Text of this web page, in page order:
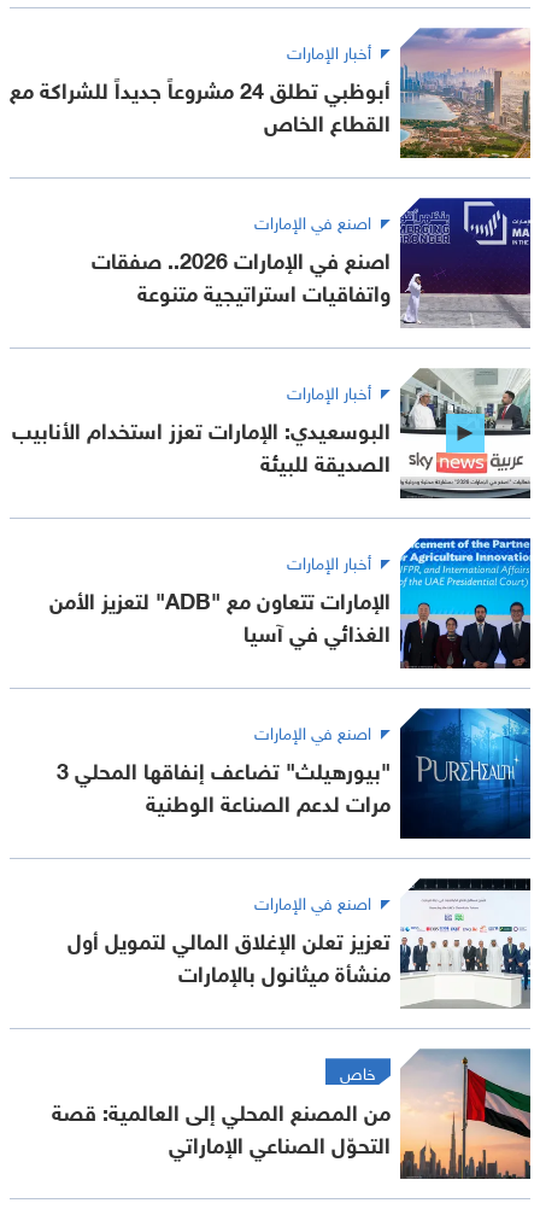
أخبار الإمارات
أبوظبي تطلق 24 مشروعاً جديداً للشراكة مع
القطاع الخاص
اصنع في الإمارات
اصنع في الإمارات 2026.. صفقات
واتفاقيات استراتيجية متنوعة
أخبار الإمارات
البوسعيدي: الإمارات تعزز استخدام الأنابيب
الصديقة للبيئة
أخبار الإمارات
الإمارات تتعاون مع "ADB" لتعزيز الأمن
الغذائي في آسيا
اصنع في الإمارات
"بيورهيلث" تضاعف إنفاقها المحلي 3
مرات لدعم الصناعة الوطنية
اصنع في الإمارات
تعزيز تعلن الإغلاق المالي لتمويل أول
منشأة ميثانول بالإمارات
خاص
من المصنع المحلي إلى العالمية: قصة
التحوّل الصناعي الإماراتي